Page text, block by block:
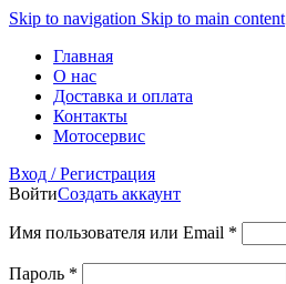
Skip to navigation Skip to main content
Главная
О нас
Доставка и оплата
Контакты
Мотосервис
Вход / Регистрация
ВойтиСоздать аккаунт
Имя пользователя или Email *
Пароль *